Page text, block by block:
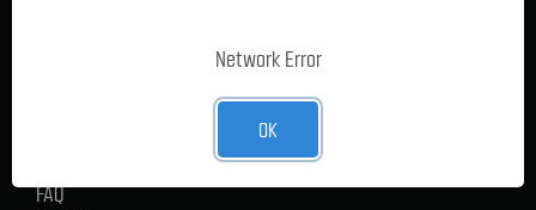
FAQ
Network Error
OK